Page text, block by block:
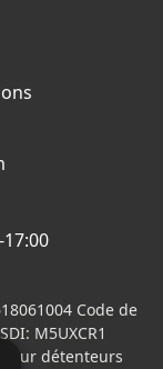
Code de
M5UXCR1
leur détenteurs